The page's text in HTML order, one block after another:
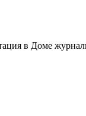
в Доме